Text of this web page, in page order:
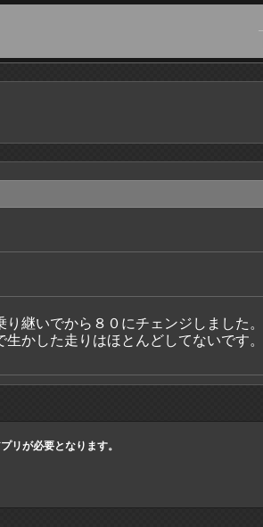
継いでから８０にチェンジしました
生かした走りはほとんどしてないです
リが必要となります。